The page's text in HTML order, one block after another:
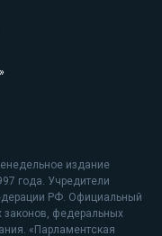
издание
года. Учредители
РФ. Официальный
законов, федеральных
«Парламентская